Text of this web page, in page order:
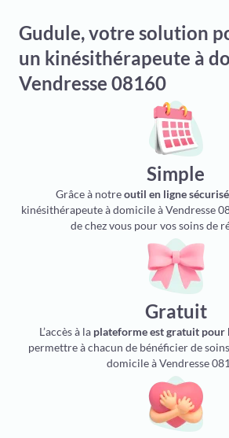
Gudule, votre solution
un kinésithérapeute à
Vendresse 08160
Simple
Grâce à notreoutil en ligne sécurisé
kinésithérapeute à domicile à Vendresse
de chez vous pour vos soins de
Gratuit
L’accès à la plateforme est gratuit pour
permettre à chacun de bénéficier de
domicile à Vendresse